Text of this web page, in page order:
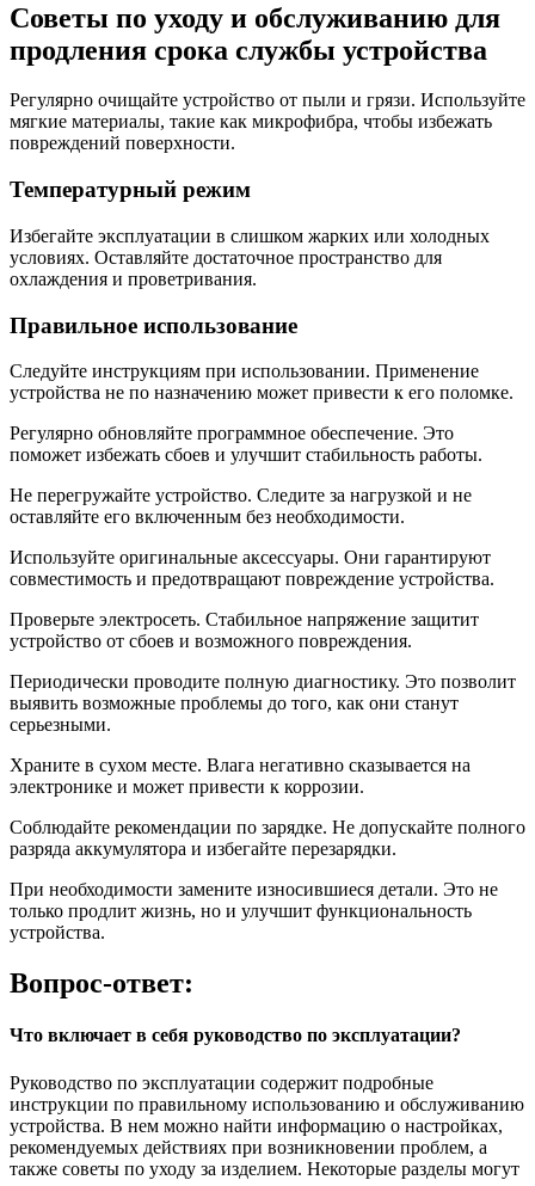
Советы по уходу и обслуживанию для
продления срока службы устройства
Регулярно очищайте устройство от пыли и грязи. Используйте
мягкие материалы, такие как микрофибра, чтобы избежать
повреждений поверхности.
Температурный режим
Избегайте эксплуатации в слишком жарких или холодных
условиях. Оставляйте достаточное пространство для
охлаждения и проветривания.
Правильное использование
Следуйте инструкциям при использовании. Применение
устройства не по назначению может привести к его поломке.
Регулярно обновляйте программное обеспечение. Это
поможет избежать сбоев и улучшит стабильность работы.
Не перегружайте устройство. Следите за нагрузкой и не
оставляйте его включенным без необходимости.
Используйте оригинальные аксессуары. Они гарантируют
совместимость и предотвращают повреждение устройства.
Проверьте электросеть. Стабильное напряжение защитит
устройство от сбоев и возможного повреждения.
Периодически проводите полную диагностику. Это позволит
выявить возможные проблемы до того, как они станут
серьезными.
Храните в сухом месте. Влага негативно сказывается на
электронике и может привести к коррозии.
Соблюдайте рекомендации по зарядке. Не допускайте полного
разряда аккумулятора и избегайте перезарядки.
При необходимости замените износившиеся детали. Это не
только продлит жизнь, но и улучшит функциональность
устройства.
Вопрос-ответ:
Что включает в себя руководство по эксплуатации?
Руководство по эксплуатации содержит подробные
инструкции по правильному использованию и обслуживанию
устройства. В нем можно найти информацию о настройках,
рекомендуемых действиях при возникновении проблем, а
также советы по уходу за изделием. Некоторые разделы могут